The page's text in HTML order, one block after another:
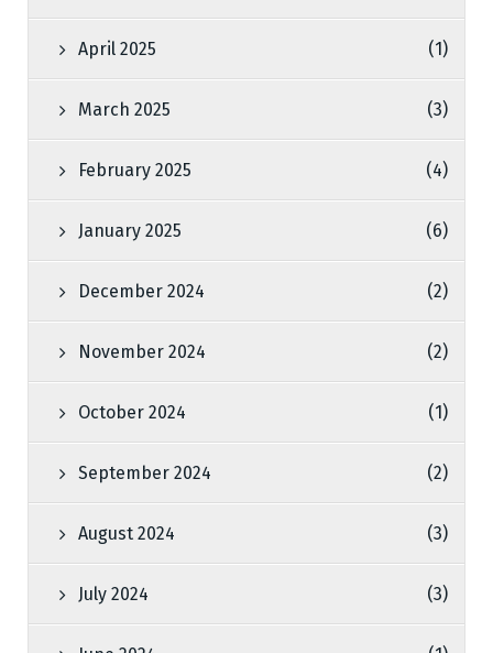
April 2025 (1)
March 2025 (3)
February 2025 (4)
January 2025 (6)
December 2024 (2)
November 2024 (2)
October 2024 (1)
September 2024 (2)
August 2024 (3)
July 2024 (3)